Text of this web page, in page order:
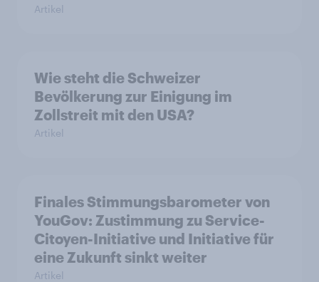
Artikel
Wie steht die Schweizer
Bevölkerung zur Einigung im
Zollstreit mit den USA?
Artikel
Finales Stimmungsbarometer von
YouGov: Zustimmung zu Service-
Citoyen-Initiative und Initiative für
eine Zukunft sinkt weiter
Artikel